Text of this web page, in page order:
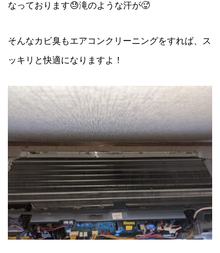
なっております😓滝のような汗が🥵
そんなカビ臭もエアコンクリーニングをすれば、ス
ッキリと快適になりますよ！